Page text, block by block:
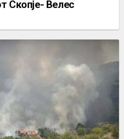
Скопје- Велес